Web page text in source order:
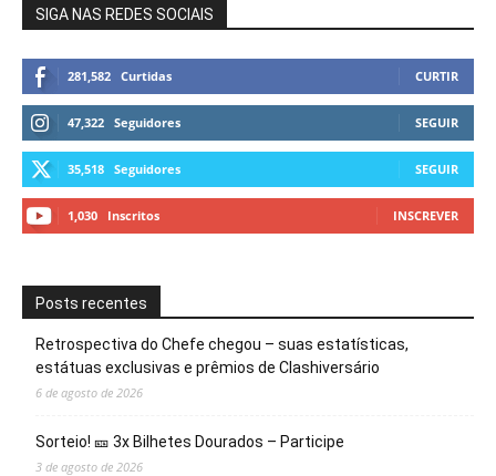
SIGA NAS REDES SOCIAIS
281,582 Curtidas CURTIR
47,322 Seguidores SEGUIR
35,518 Seguidores SEGUIR
1,030 Inscritos INSCREVER
Posts recentes
Retrospectiva do Chefe chegou – suas estatísticas,
estátuas exclusivas e prêmios de Clashiversário
6 de agosto de 2026
Sorteio! 🎫 3x Bilhetes Dourados – Participe
3 de agosto de 2026